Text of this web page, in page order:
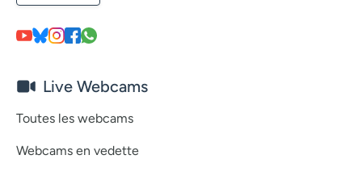
Live Webcams
Toutes les webcams
Webcams en vedette